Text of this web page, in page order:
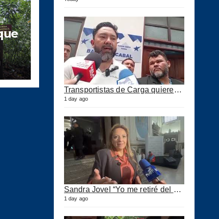
Transportistas de Carga quieren Precio Tope a los combustibles
1 day ago
Sandra Jovel “Yo me retiré del Partido Fuerza”
1 day ago